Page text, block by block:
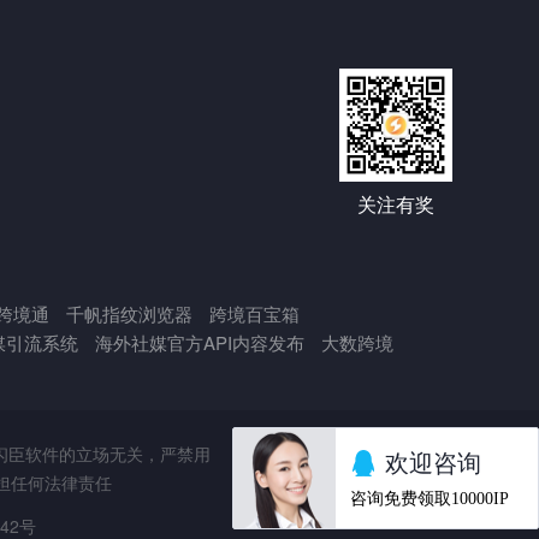
关注有奖
境通 千帆指纹浏览器
跨境百宝箱
引流系统 海外社媒官方API内容发布
大数跨境
软件的立场无关，严禁用
任何法律责任
号